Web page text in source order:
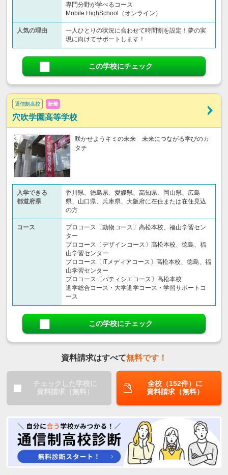
専門分野が学べるコース
Mobile HighSchool（オンライン）
人気の理由
一人ひとりの状況に合わせて時間割を設定！夢の実
現に向けてサポートします！
この学校にチェック
通信制高校 新着
穴吹学園高等学校
咲かせようキミの未来 未来につながる学びのカ
タチ
入学できる
都道府県
香川県、徳島県、愛媛県、高知県、岡山県、広島
県、山口県、兵庫県、大阪府に在住または在住見込
の方
コース
プロコース〔動物コース〕高松本校、福山学習セン
ター
プロコース〔デザインコース〕高松本校、徳島、福
山学習センター
プロコース〔ITメディアコース〕高松本校、徳島、福
山学習センター
プロコース〔パティシエコース〕高松本校
進学総合コース・大学進学コース・学習サポートコ
ース
この学校にチェック
資料請求はすべて無料です！
チェックした学校に
資料請求（無料）
全校（152件）に
資料請求（無料）